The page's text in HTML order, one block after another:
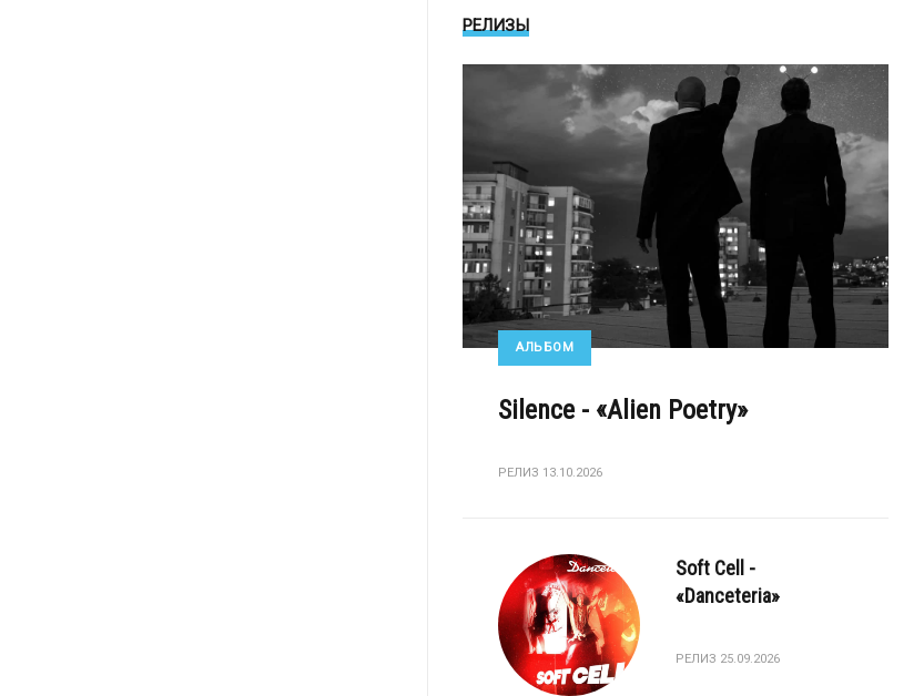
РЕЛИЗЫ
АЛЬБОМ
Silence - «Alien Poetry»
РЕЛИЗ 13.10.2026
Soft Cell -
«Danceteria»
РЕЛИЗ 25.09.2026